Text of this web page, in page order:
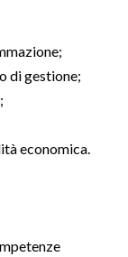
di gestione;
economica.